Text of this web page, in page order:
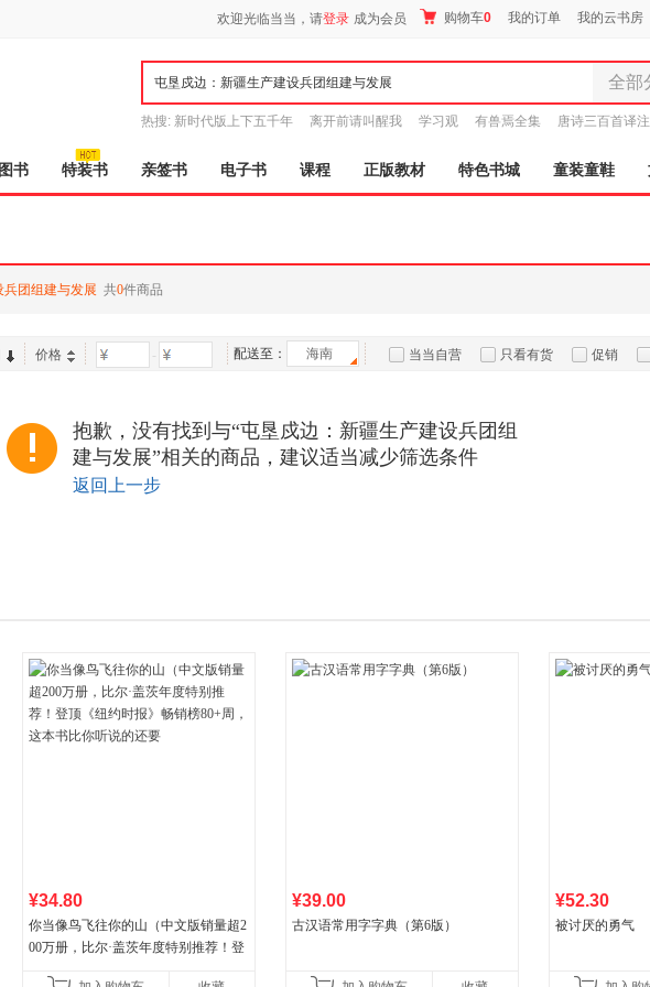
欢迎光临当当，请登录 成为会员 购物车0 我的订单 我的云书房
全部
全部分
图书
电子书
孕婴
数码影
热搜: 新时代版上下五千年 离开前请叫醒我 学习观 有兽焉全集 唐诗三百首译注
图书 特装书 亲签书 电子书 课程 正版教材 特色书城 童装童鞋
团组建与发展 共0件商品
价格 - 配送至： 海南 当当自营 只看有货 促销
抱歉，没有找到与“屯垦戍边：新疆生产建设兵团组
建与发展”相关的商品，建议适当减少筛选条件
返回上一步
¥34.80
你当像鸟飞往你的山（中文版销量超2
00万册，比尔·盖茨年度特别推荐！登
¥39.00
古汉语常用字字典（第6版）
¥52.30
被讨厌的勇气